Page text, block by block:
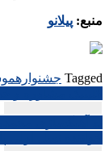
منبع: پیلانو
Tagged جشنواره
راهبری
نوشته